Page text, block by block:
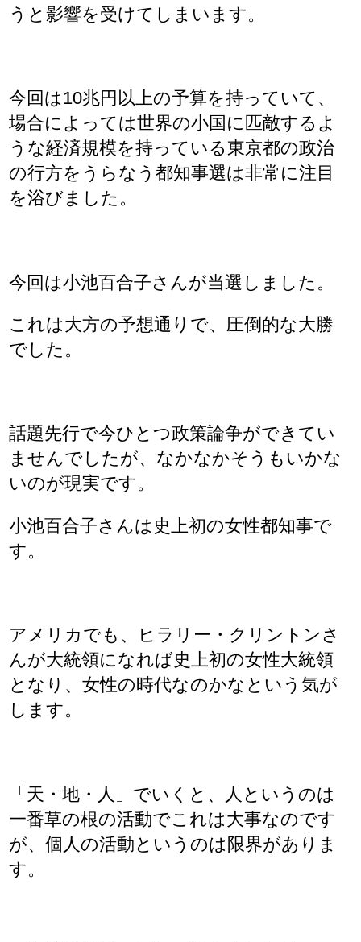
うと影響を受けてしまいます。
今回は10兆円以上の予算を持っていて、
場合によっては世界の小国に匹敵するよ
うな経済規模を持っている東京都の政治
の行方をうらなう都知事選は非常に注目
を浴びました。
今回は小池百合子さんが当選しました。
これは大方の予想通りで、圧倒的な大勝
でした。
話題先行で今ひとつ政策論争ができてい
ませんでしたが、なかなかそうもいかな
いのが現実です。
小池百合子さんは史上初の女性都知事で
す。
アメリカでも、ヒラリー・クリントンさ
んが大統領になれば史上初の女性大統領
となり、女性の時代なのかなという気が
します。
「天・地・人」でいくと、人というのは
一番草の根の活動でこれは大事なのです
が、個人の活動というのは限界がありま
す。